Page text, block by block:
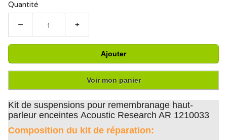
Quantité
− +
Ajouter
Voir mon panier
Kit de suspensions pour remembranage haut-
parleur enceintes Acoustic Research AR 1210033
Composition du kit de réparation: